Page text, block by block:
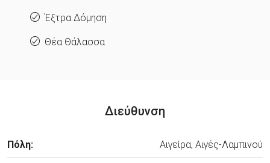
Έξτρα Δόμηση
Θέα Θάλασσα
Διεύθυνση
Πόλη: Αιγείρα, Αιγές-Λαμπινού